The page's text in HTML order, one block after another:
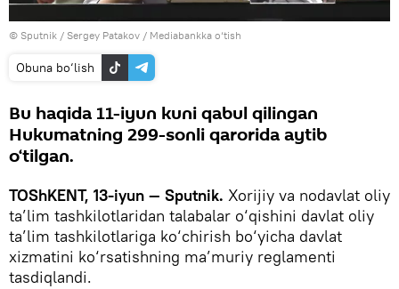
© Sputnik / Sergey Patakov / Mediabankka o‘tish
Obuna bo‘lish
Bu haqida 11-iyun kuni qabul qilingan
Hukumatning 299-sonli qarorida aytib
o‘tilgan.
TOShKENT, 13-iyun — Sputnik. Xorijiy va nodavlat oliy
ta’lim tashkilotlaridan talabalar o‘qishini davlat oliy
ta’lim tashkilotlariga ko‘chirish bo‘yicha davlat
xizmatini ko‘rsatishning ma’muriy reglamenti
tasdiqlandi.